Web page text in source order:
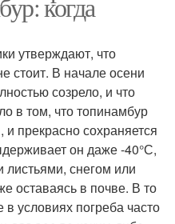
утверждают, что
стоит. В начале осени
созрело, и что
в том, что топинамбур
прекрасно сохраняется
он даже -40°С,
листьями, снегом или
оставаясь в почве. В то
условиях погреба часто